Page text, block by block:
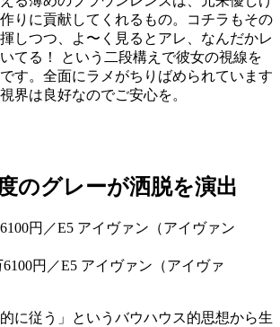
りに貢献してくれるもの。コチラもその
しつつ、よ〜く見るとアレ、なんだかレ
てる！ という二段構えで彼女の視線を
す。全面にラメがちりばめられています
界は良好なのでご安心を。
のグレーが洒脱を演出
円／E5 アイヴァン（アイヴァ
的に従う」というバウハウス的思想から生